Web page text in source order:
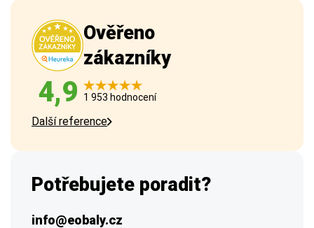
Ověřeno
zákazníky
4,9 1 953 hodnocení
Další reference
Potřebujete poradit?
info@eobaly.cz